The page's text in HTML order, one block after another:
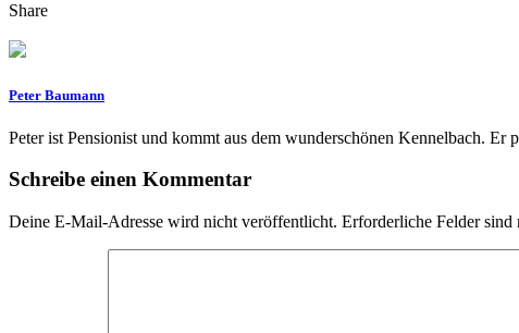
Share
Peter Baumann
Peter ist Pensionist und kommt aus dem wunderschönen Kennelbach.
Schreibe einen Kommentar
Deine E-Mail-Adresse wird nicht veröffentlicht. Erforderliche Felder sind